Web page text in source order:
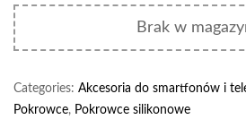
Brak w
Categories: Akcesoria do smartfonów i
Pokrowce, Pokrowce silikonowe